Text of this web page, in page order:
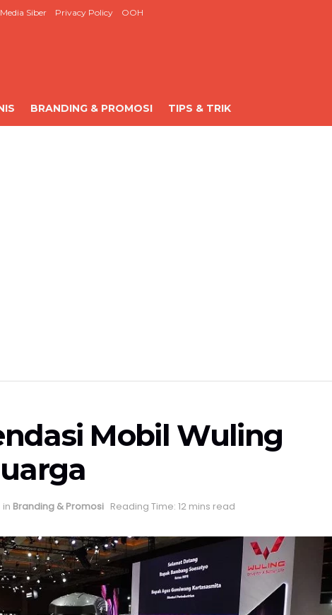
Siber Privacy Policy OOH
BRANDING & PROMOSI TIPS & TRIK
Mobil Wuling
in Branding & Promosi Reading Time: 12 mins read